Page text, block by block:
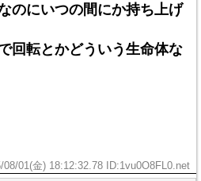
のにいつの間にか持ち上げ
回転とかどういう生命体な
08/01(金) 18:12:32.78 ID:1vu0O8FL0.net